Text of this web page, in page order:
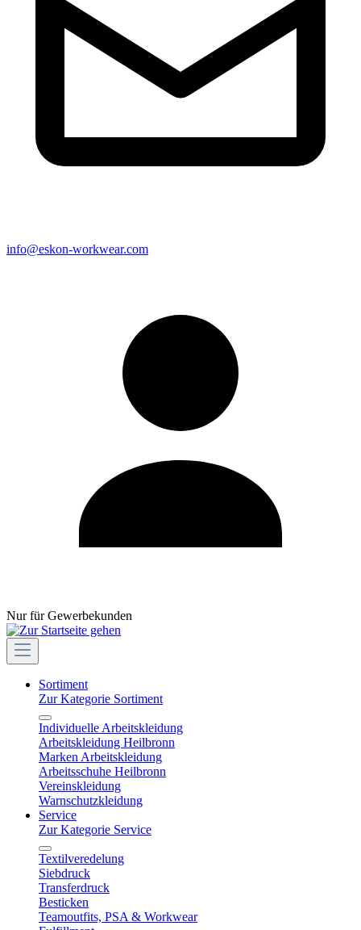
info@eskon-workwear.com
Nur für Gewerbekunden
Sortiment
Zur Kategorie Sortiment
Individuelle Arbeitskleidung
Arbeitskleidung Heilbronn
Marken Arbeitskleidung
Arbeitsschuhe Heilbronn
Vereinskleidung
Warnschutzkleidung
Service
Zur Kategorie Service
Textilveredelung
Siebdruck
Transferdruck
Besticken
Teamoutfits, PSA & Workwear